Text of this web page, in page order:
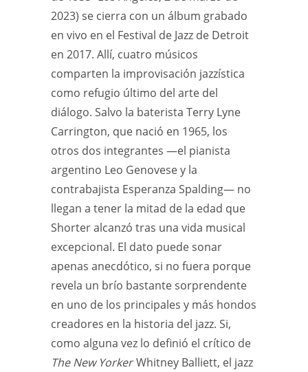
2023) se cierra con un álbum grabado
en vivo en el Festival de Jazz de Detroit
en 2017. Allí, cuatro músicos
comparten la improvisación jazzística
como refugio último del arte del
diálogo. Salvo la baterista Terry Lyne
Carrington, que nació en 1965, los
otros dos integrantes —el pianista
argentino Leo Genovese y la
contrabajista Esperanza Spalding— no
llegan a tener la mitad de la edad que
Shorter alcanzó tras una vida musical
excepcional. El dato puede sonar
apenas anecdótico, si no fuera porque
revela un brío bastante sorprendente
en uno de los principales y más hondos
creadores en la historia del jazz. Si,
como alguna vez lo definió el crítico de
The New YorkerWhitney Balliett, el jazz